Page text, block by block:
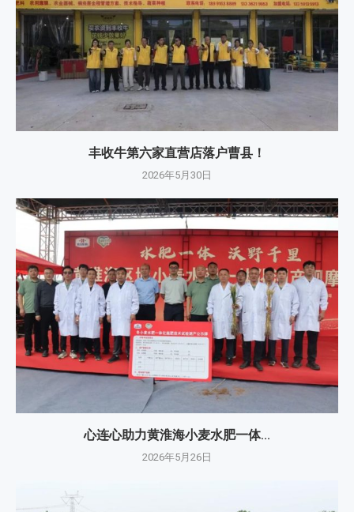
丰收牛第六家直营店落户曹县！
2026年5月30日
心连心助力黄淮海小麦水肥一体...
2026年5月26日